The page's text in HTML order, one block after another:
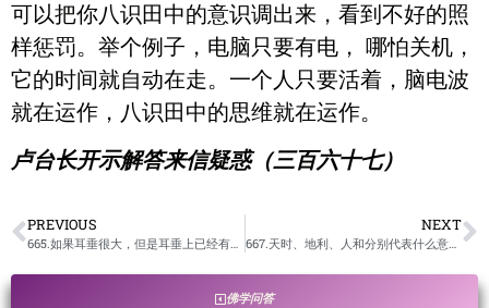
可以把你八识田中的意识调出来，看到不好的照
样惩罚。举个例子，电脑只要有电， 哪怕关机，
它的时间就自动在走。一个人只要活着，脑电波
就在运作，八识田中的思维就在运作。
卢台长开示解答来信疑惑（三百六十七）
PREVIOUS NEXT
667.天时、地利、人和分别代表什么意思呢？机缘未熟是不是受天时、地利、人和的影响？/卢台长开示解答来信疑惑
佛学问答